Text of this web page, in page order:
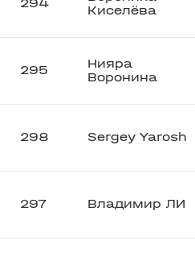
294
Киселёва
295
Нияра
Воронина
298 Sergey Yarosh
297 Владимир ЛИ